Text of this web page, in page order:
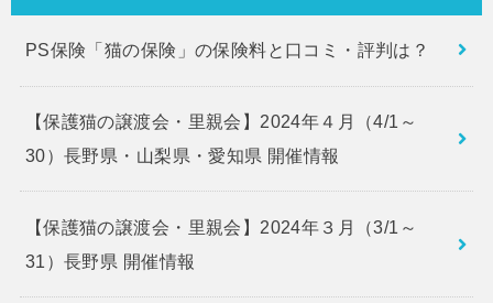
PS保険「猫の保険」の保険料と口コミ・評判は？
【保護猫の譲渡会・里親会】2024年４月（4/1～
30）長野県・山梨県・愛知県 開催情報
【保護猫の譲渡会・里親会】2024年３月（3/1～
31）長野県 開催情報